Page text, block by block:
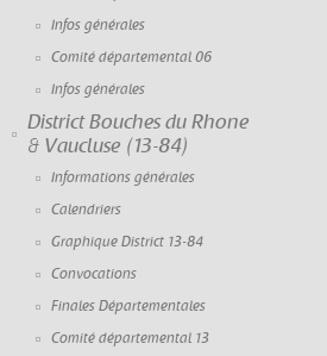
Infos générales
Comité départemental 06
Infos générales
District Bouches du Rhone
& Vaucluse (13-84)
Informations générales
Calendriers
Graphique District 13-84
Convocations
Finales Départementales
Comité départemental 13